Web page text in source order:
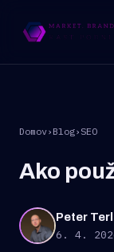
Domov› Blog› SEO
Ako
Peter
6. 4.